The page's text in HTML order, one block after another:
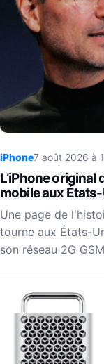
iPhone7 août 2026 à
L’iPhone
mobile aux États-
Une page de
tourne aux États-
son réseau 2G